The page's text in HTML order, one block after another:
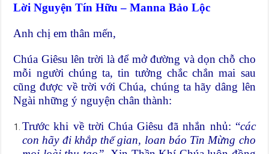
Lời Nguyện Tín Hữu – Manna Bảo Lộc
Anh chị em thân mến,
Chúa Giêsu lên trời là để mở đường và dọn chỗ cho
mỗi người chúng ta, tin tưởng chắc chắn mai sau
cũng được về trời với Chúa, chúng ta hãy dâng lên
Ngài những ý nguyện chân thành:
Trước khi về trời Chúa Giêsu đã nhắn nhủ: “các
con hãy đi khắp thế gian, loan báo Tin Mừng cho